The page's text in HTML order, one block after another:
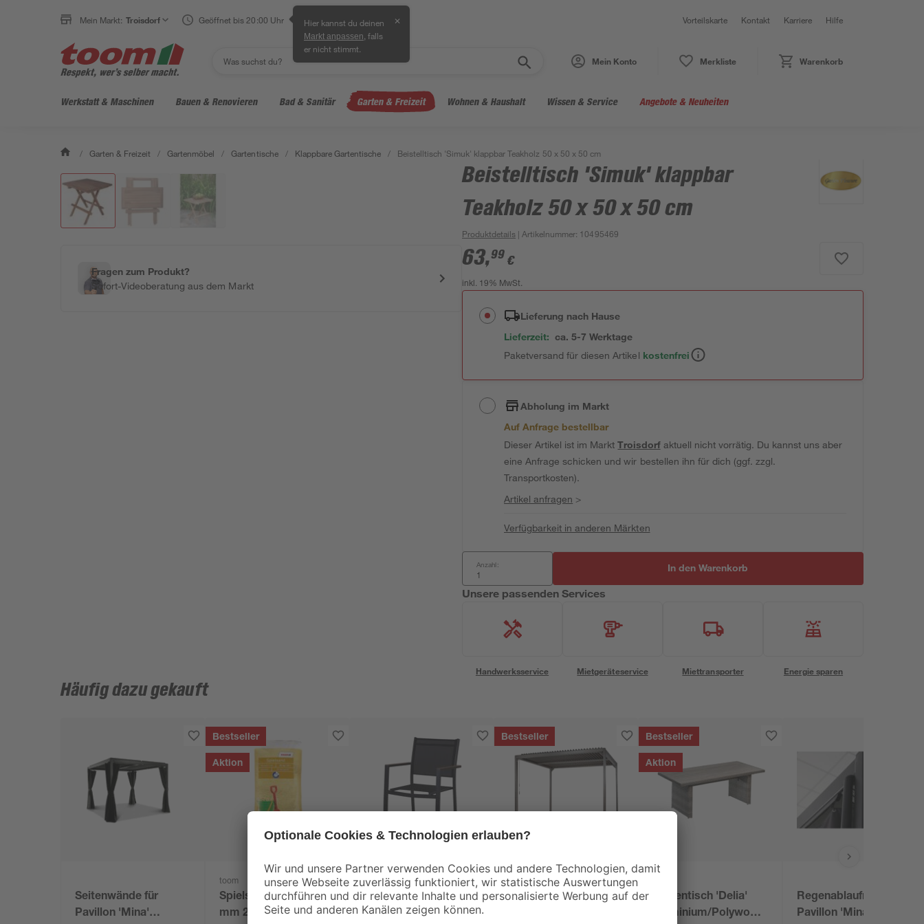
Mein Markt: Troisdorf Geöffnet bis 20:00 Uhr Hier kannst du deinen
Markt anpassen , falls
er nicht stimmt.
✕ Vorteilskarte Kontakt Karriere Hilfe
Mein Konto Merkliste Warenkorb
Werkstatt & Maschinen Bauen & Renovieren Bad & Sanitär Garten & Freizeit Wohnen & Haushalt Wissen & Service Angebote & Neuheiten
/ Garten & Freizeit / Gartenmöbel / Gartentische / Klappbare Gartentische / Beistelltisch 'Simuk' klappbar Teakholz 50 x 50 x 50 cm
Fragen zum Produkt?
Sofort-Videoberatung aus dem Markt
Beistelltisch 'Simuk' klappbar
Teakholz 50 x 50 x 50 cm
Produktdetails | Artikelnummer: 10495469
63,99 €
inkl. 19% MwSt.
Lieferung nach Hause
Lieferzeit: ca. 5-7 Werktage
Paketversand für diesen Artikel kostenfrei
Abholung im Markt
Auf Anfrage bestellbar
Dieser Artikel ist im MarktTroisdorfaktuell nicht vorrätig. Du kannst uns aber
eine Anfrage schicken und wir bestellen ihn für dich (ggf. zzgl.
Transportkosten).
Artikel anfragen >
Verfügbarkeit in anderen Märkten
Anzahl: In den Warenkorb
Unsere passenden Services
Handwerksservice Mietgeräteservice Miettransporter Energie sparen
Häufig dazu gekauft
Seitenwände für
Pavillon 'Mina'
Bestseller
Aktion
toom
Spielsand beige 0-2
mm 25 kg
Gartenstuhl 'Lana'
stapelbar Aluminium
Bestseller
Lamellenpavillon
Bestseller
Aktion
Gartentisch 'Delia'
Aluminium/Polywood
Regenablaufrohr für
Pavillon 'Mina'